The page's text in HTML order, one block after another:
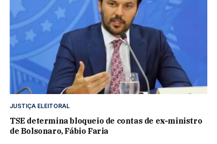
JUSTIÇA ELEITORAL
TSE determina bloqueio de contas de ex-ministro
de Bolsonaro, Fábio Faria